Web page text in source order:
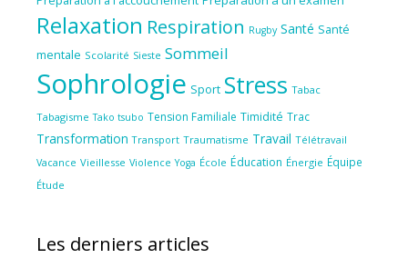
Relaxation Respiration Rugby Santé Santé
mentale Scolarité Sieste Sommeil
Sophrologie Sport Stress Tabac
Tabagisme Tako tsubo Tension Familiale Timidité Trac
Transformation Transport Traumatisme Travail Télétravail
Vacance Vieillesse Violence Yoga École Éducation Énergie Équipe
Étude
Les derniers articles